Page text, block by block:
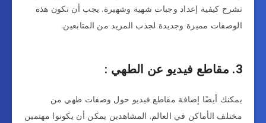
تشرح كيفية إعداد وجبات شهية وشهيرة. يجب أن تكون هذه
الوصفات مميزة وجديدة لجذب المزيد من المتابعين.
3. مقاطع فيديو عن الطهي :
يمكنك أيضًا إضافة مقاطع فيديو حول وصفات طهي من
مختلف الأماكن في العالم. المشاهدين يمكن أن يكونوا مهتمين